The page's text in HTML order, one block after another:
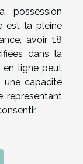
est la pleine
avoir 18
dans la
en ligne peut
capacité
représentant